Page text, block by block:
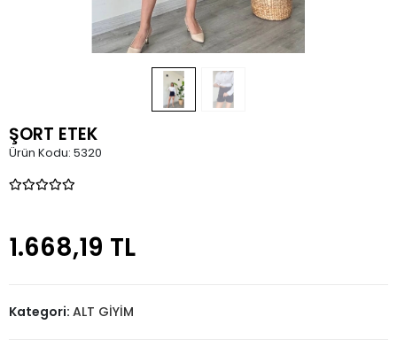
ŞORT ETEK
Ürün Kodu: 5320
1.668,19 TL
Kategori: ALT GİYİM